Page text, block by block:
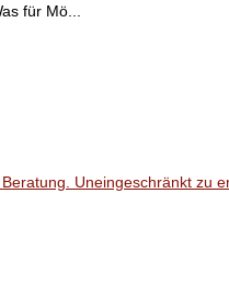
für Mö...
Uneingeschränkt zu